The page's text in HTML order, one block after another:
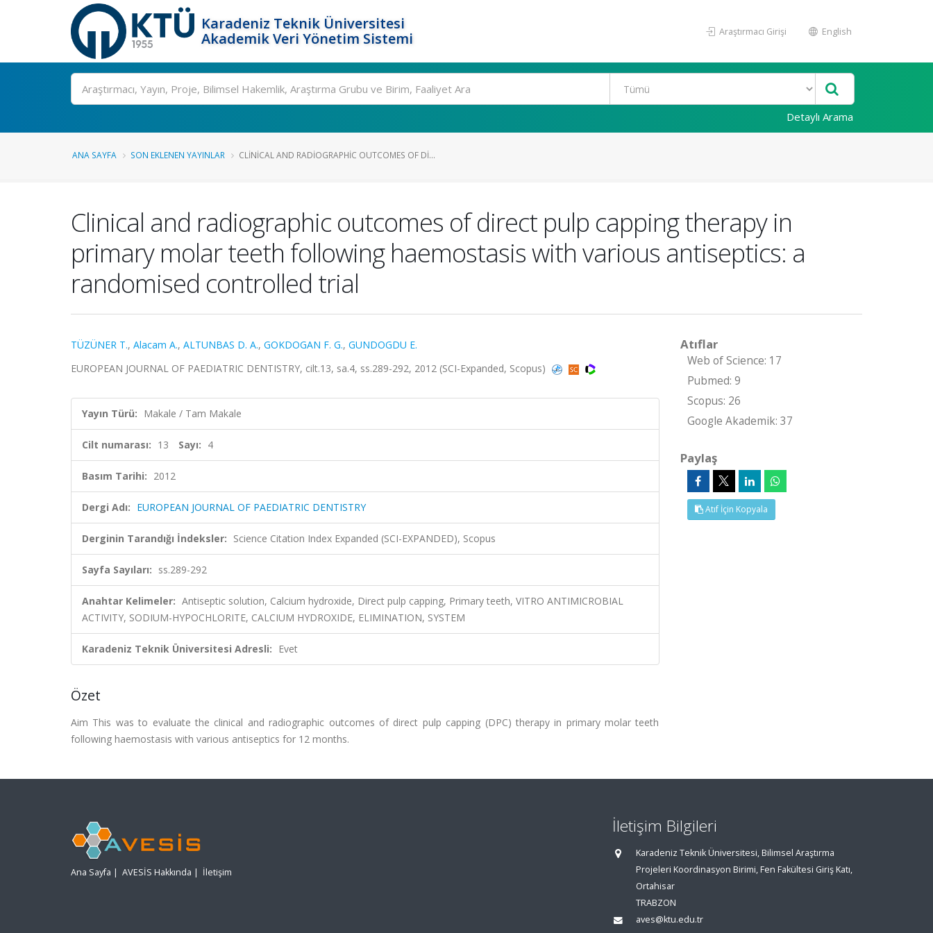
Karadeniz Teknik Üniversitesi
Akademik Veri Yönetim Sistemi
Araştırmacı Girişi English
Ara
Detaylı Arama
ANA SAYFA SON EKLENEN YAYINLAR CLINICAL AND RADIOGRAPHIC OUTCOMES OF DI...
Clinical and radiographic outcomes of direct pulp capping therapy in
primary molar teeth following haemostasis with various antiseptics: a
randomised controlled trial
TÜZÜNER T., Alacam A., ALTUNBAS D. A., GOKDOGAN F. G., GUNDOGDU E.
EUROPEAN JOURNAL OF PAEDIATRIC DENTISTRY, cilt.13, sa.4, ss.289-292, 2012 (SCI-Expanded, Scopus)
Yayın Türü: Makale / Tam Makale
Cilt numarası: 13 Sayı: 4
Basım Tarihi: 2012
Dergi Adı: EUROPEAN JOURNAL OF PAEDIATRIC DENTISTRY
Derginin Tarandığı İndeksler: Science Citation Index Expanded (SCI-EXPANDED), Scopus
Sayfa Sayıları: ss.289-292
Anahtar Kelimeler: Antiseptic solution, Calcium hydroxide, Direct pulp capping, Primary teeth, VITRO ANTIMICROBIAL
ACTIVITY, SODIUM-HYPOCHLORITE, CALCIUM HYDROXIDE, ELIMINATION, SYSTEM
Karadeniz Teknik Üniversitesi Adresli: Evet
Özet
Aim This was to evaluate the clinical and radiographic outcomes of direct pulp capping (DPC) therapy in primary molar teeth
following haemostasis with various antiseptics for 12 months.
Atıflar
Web of Science: 17
Pubmed: 9
Scopus: 26
Google Akademik: 37
Paylaş
Atıf İçin Kopyala
Ana Sayfa | AVESİS Hakkında | İletişim
İletişim Bilgileri
Karadeniz Teknik Üniversitesi, Bilimsel Araştırma
Projeleri Koordinasyon Birimi, Fen Fakültesi Giriş Katı,
Ortahisar
TRABZON
aves@ktu.edu.tr